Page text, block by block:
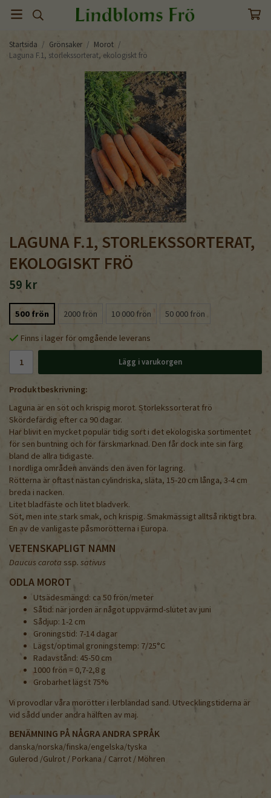
Startsida / Grönsaker / Morot /
Laguna F.1, storlekssorterat, ekologiskt frö
LAGUNA F.1, STORLEKSSORTERAT,
EKOLOGISKT FRÖ
59 kr
500 frön 2000 frön 10 000 frön 50 000 frön
Finns i lager för omgående leverans
Lägg i varukorgen
Produktbeskrivning:
Laguna är en söt och krispig morot. Storlekssorterat frö
Skördefärdig efter ca 90 dagar.
Har blivit en mycket populär tidig sort i det ekologiska sortimentet
för sen buntning och för färskmarknad. Den får dock inte sin färg
bland de allra tidigaste.
I nordliga områden används den även för lagring.
Rötterna är oftast nästan cylindriska, släta, 15-20 cm långa, 3-4 cm
breda i nacken.
Litet bladfäste och litet bladverk.
Söt, men inte stark smak, och krispig. Smakmässigt alltså riktigt bra.
En av de vanligaste påsmorötterna i Europa.
VETENSKAPLIGT NAMN
Daucus carota ssp. sativus
ODLA MOROT
Utsädesmängd: ca 50 frön/meter
Såtid: när jorden är något uppvärmd-slutet av juni
Sådjup: 1-2 cm
Groningstid: 7-14 dagar
Lägst/optimal groningstemp: 7/25°C
Radavstånd: 45-50 cm
1000 frön = 0,7-2,8 g
Grobarhet lägst 75%
Vi provodlar våra morötter i lerblandad sand. Utvecklingstiderna är
vid sådd under andra hälften av maj.
BENÄMNING PÅ NÅGRA ANDRA SPRÅK
danska/norska/finska/engelska/tyska
Gulerod /Gulrot / Porkana / Carrot / Möhren